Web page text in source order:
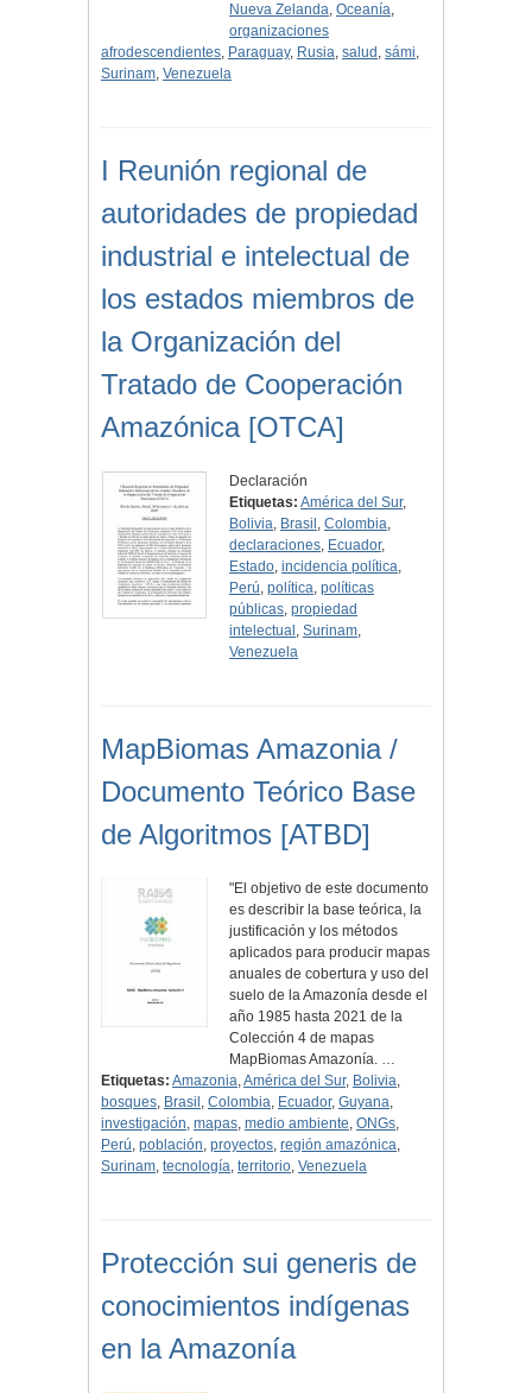
Nueva Zelanda,Oceanía,
organizaciones
afrodescendientes, Paraguay, Rusia, salud , sámi,
Surinam, Venezuela
I Reunión regional de
autoridades de propiedad
industrial e intelectual de
los estados miembros de
la Organización del
Tratado de Cooperación
Amazónica [OTCA]
Declaración
Etiquetas: América del Sur,
Bolivia, Brasil ,Colombia,
declaraciones, Ecuador,
Estado,incidencia política,
Perú,política,políticas
públicas,propiedad
intelectual ,Surinam,
Venezuela
MapBiomas Amazonia /
Documento Teórico Base
de Algoritmos [ATBD]
"El objetivo de este documento
es describir la base teórica, la
justificación y los métodos
aplicados para producir mapas
anuales de cobertura y uso del
suelo de la Amazonía desde el
año 1985 hasta 2021 de la
Colección 4 de mapas
MapBiomas Amazonía. …
Etiquetas: Amazonia,América del Sur, Bolivia,
bosques, Brasil , Colombia, Ecuador, Guyana,
investigación, mapas, medio ambiente, ONGs,
Perú, población, proyectos, región amazónica,
Surinam, tecnología, territorio, Venezuela
Protección sui generis de
conocimientos indígenas
en la Amazonía